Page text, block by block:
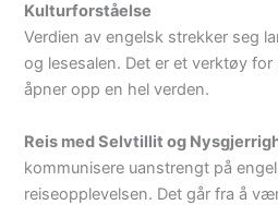
Kulturforståelse
Verdien av engelsk strekker seg
og lesesalen. Det er et verktøy
åpner opp en hel verden.
Reis med Selvtillit og
kommunisere uanstrengt på
reiseopplevelsen. Det går fra å